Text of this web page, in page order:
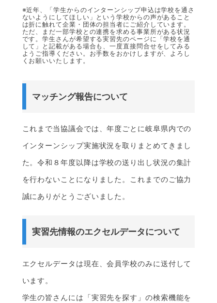
※近年、「学生からのインターンシップ申込は学校を通さ
ないようにしてほしい」という学校からの声があること
は折に触れて企業・団体の担当者にご紹介しています。
ただ、まだ一部学校との連携を求める事業所がある状況
です。学生さんが希望する実習先のページに「学校を通
して」と記載がある場合も、一度直接問合せをしてみる
ようご指導ください。お手数をおかけしますが、よろし
くお願いいたします。
マッチング報告について
これまで当協議会では、年度ごとに岐阜県内での
インターンシップ実施状況を取りまとめてきまし
た。令和８年度以降は学校の送り出し状況の集計
を行わないことになりました。これまでのご協力
誠にありがとうございました。
実習先情報のエクセルデータについて
エクセルデータは現在、会員学校のみに送付して
います。
学生の皆さんには「実習先を探す」の検索機能を